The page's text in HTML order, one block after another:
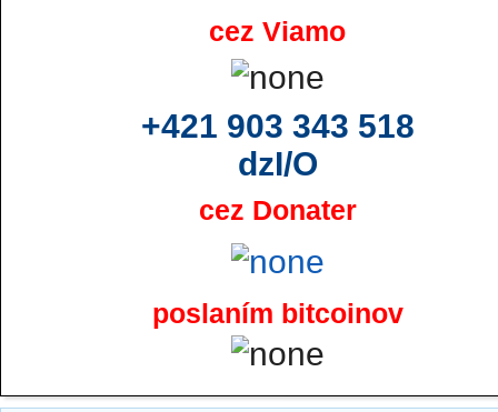
cez Viamo
+421 903 343 518
dzI/O
cez Donater
poslaním bitcoinov